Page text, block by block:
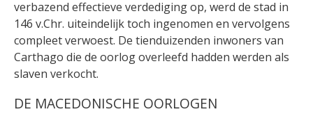
verbazend effectieve verdediging op, werd de stad in
146 v.Chr. uiteindelijk toch ingenomen en vervolgens
compleet verwoest. De tienduizenden inwoners van
Carthago die de oorlog overleefd hadden werden als
slaven verkocht.
DE MACEDONISCHE OORLOGEN